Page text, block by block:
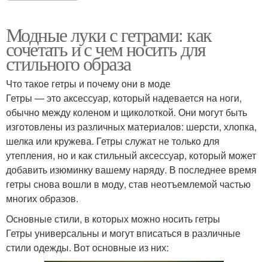
Модные стили Ключевые стили
Основные виды Собственный стиль
Стиль в иллюстрации Авторский стиль
Модные луки с гетрами: как
сочетать и с чем носить для
стильного образа
Что такое гетры и почему они в моде
Гетры — это аксессуар, который надевается на ноги,
обычно между коленом и щиколоткой. Они могут быть
изготовлены из различных материалов: шерсти, хлопка,
шелка или кружева. Гетры служат не только для
утепления, но и как стильный аксессуар, который может
добавить изюминку вашему наряду. В последнее время
гетры снова вошли в моду, став неотъемлемой частью
многих образов.
Основные стили, в которых можно носить гетры
Гетры универсальны и могут вписаться в различные
стили одежды. Вот основные из них: